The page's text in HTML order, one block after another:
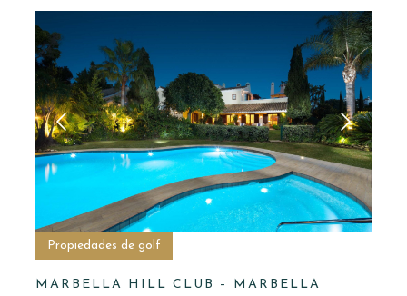
Propiedades de golf
MARBELLA HILL CLUB – MARBELLA